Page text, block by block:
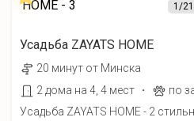
1/21
Усадьба ZAYATS HOME
20 минут от Минска
2 дома на 4, 4 мест
·
по
Усадьба ZAYATS HOME - 2